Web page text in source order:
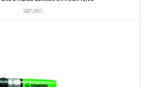
SB71RO